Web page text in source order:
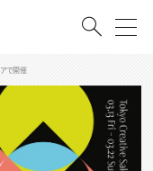
で開催